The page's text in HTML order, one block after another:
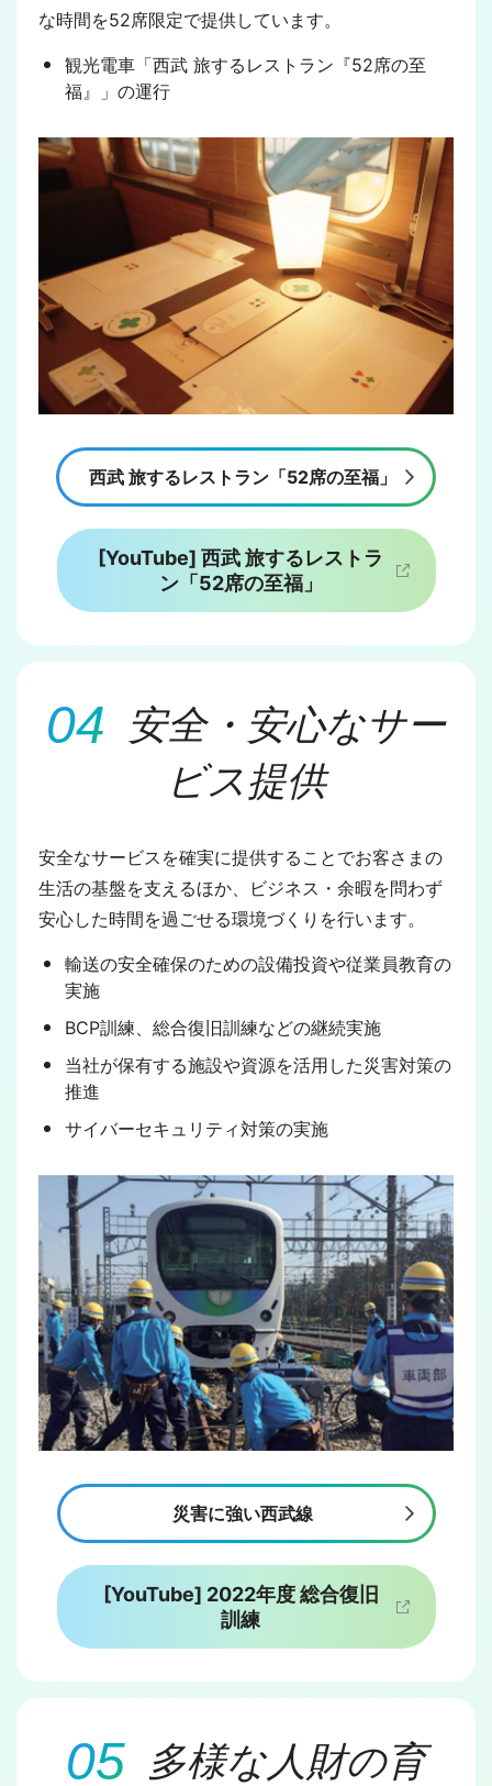
西武 旅するレストラン「52席の至福」
[YouTube] 西武 旅するレストラ
ン「52席の至福」
な時間を52席限定で提供しています。
観光電車「西武 旅するレストラン『52席の至
福』」の運行
安全・安心なサー
ビス提供
災害に強い西武線
[YouTube] 2022年度 総合復旧
訓練
安全なサービスを確実に提供することでお客さまの
生活の基盤を支えるほか、ビジネス・余暇を問わず
安心した時間を過ごせる環境づくりを行います。
輸送の安全確保のための設備投資や従業員教育の
実施
BCP訓練、総合復旧訓練などの継続実施
当社が保有する施設や資源を活用した災害対策の
推進
サイバーセキュリティ対策の実施
多様な人財の育